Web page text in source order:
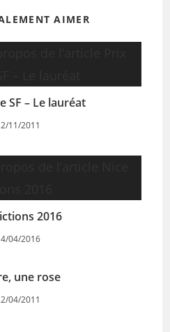
AIMER
SF – Le lauréat
11/2011
2016
04/2016
une rose
04/2011